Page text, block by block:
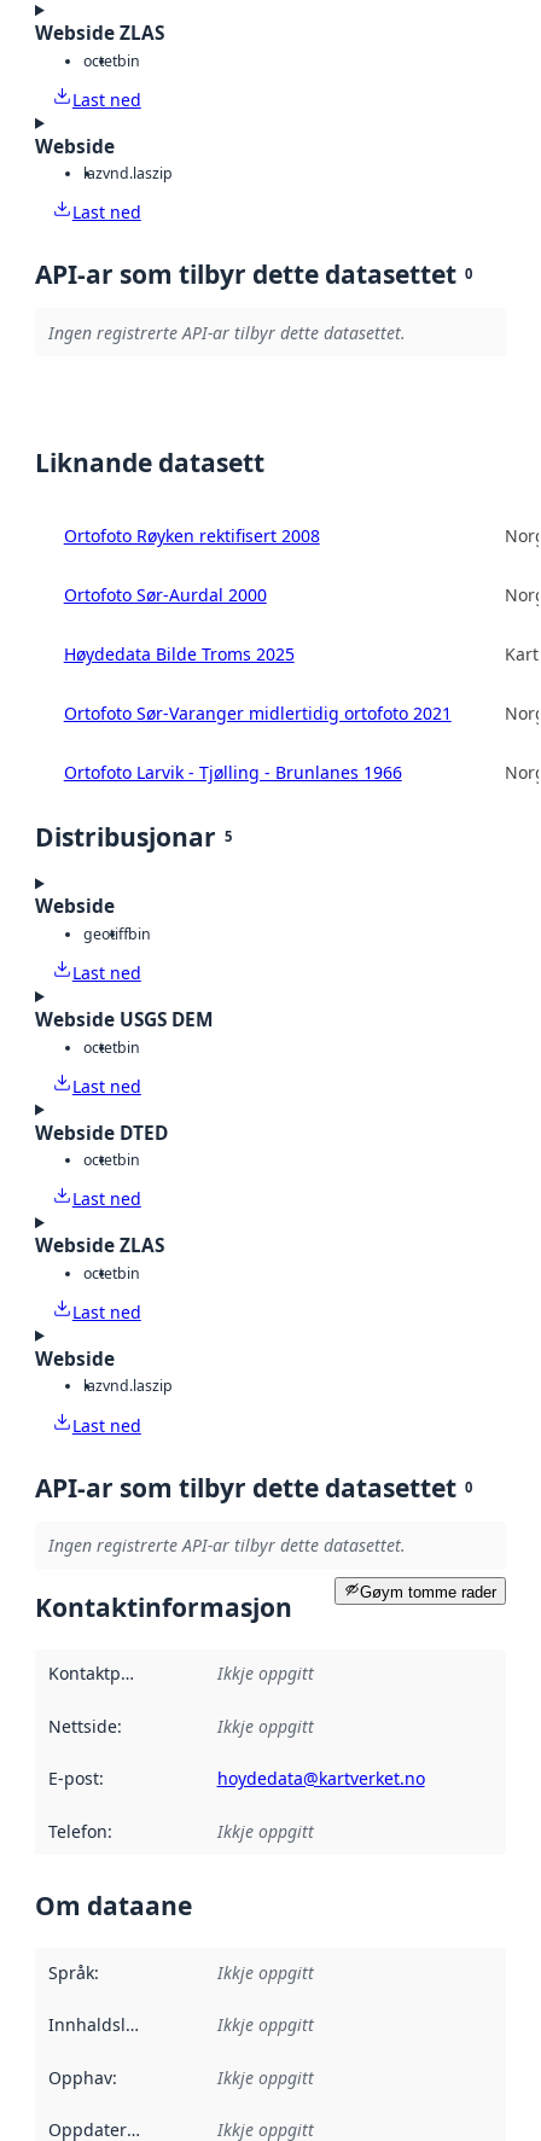
Webside ZLAS
octetbin
Last ned
Webside
lazvnd.laszip
Last ned
API-ar som tilbyr dette datasettet 0
Ingen registrerte API-ar tilbyr dette datasettet.
Liknande datasett
Ortofoto Røyken rektifisert 2008
Ortofoto Sør-Aurdal 2000
Høydedata Bilde Troms 2025
Ortofoto Sør-Varanger midlertidig ortofoto 2021
Ortofoto Larvik - Tjølling - Brunlanes 1966
Distribusjonar 5
Webside
geotiffbin
Last ned
Webside USGS DEM
octetbin
Last ned
Webside DTED
octetbin
Last ned
Webside ZLAS
octetbin
Last ned
Webside
lazvnd.laszip
Last ned
API-ar som tilbyr dette datasettet 0
Ingen registrerte API-ar tilbyr dette datasettet.
Gøym tomme rader
Kontaktinformasjon
Kontaktpunkt Ikkje oppgitt
Nettside: Ikkje oppgitt
E-post: hoydedata@kartverket.no
Telefon: Ikkje oppgitt
Om dataane
Språk: Ikkje oppgitt
Innhaldsleverandørar :
Ikkje oppgitt
Opphav: Ikkje oppgitt
Oppdateringsfrekvens :
Ikkje oppgitt